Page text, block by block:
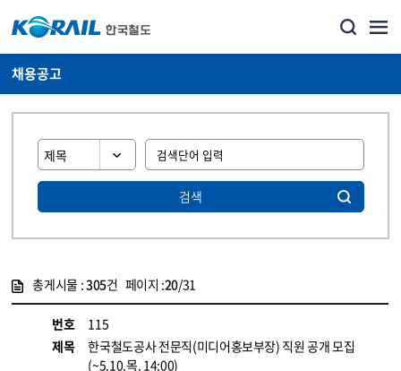
채용공고
검색
총게시물 :305건 페이지 :20/31
번호
115
제목
한국철도공사 전문직(미디어홍보부장) 직원 공개 모집
(~5.10.목. 14:00)